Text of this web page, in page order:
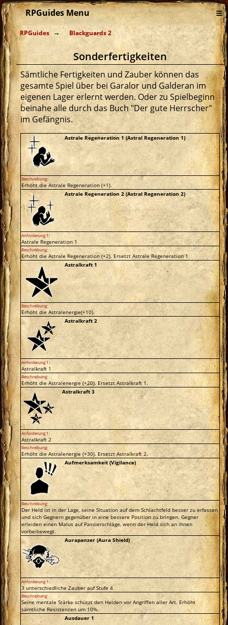
RPGuides Menu ≡
RPGuides Blackguards 2
Sonderfertigkeiten
Sämtliche Fertigkeiten und Zauber können das
gesamte Spiel über bei Garalor und Galderan im
eigenen Lager erlernt werden. Oder zu Spielbeginn
beinahe alle durch das Buch "Der gute Herrscher"
im Gefängnis.
Astrale Regeneration 1 (Astral Regeneration 1)
Beschreibung:
Erhöht die Astrale Regeneration (+1).
Astrale Regeneration 2 (Astral Regeneration 2)
Anforderung 1:
Astrale Regeneration 1
Beschreibung:
Erhöht die Astrale Regeneration (+2). Ersetzt Astrale Regeneration 1
Astralkraft 1
Beschreibung:
Erhöht die Astralenergie(+10).
Astralkraft 2
Anforderung 1:
Astralkraft 1
Beschreibung:
Erhöht die Astralenergie (+20). Ersetzt Astralkraft 1.
Astralkraft 3
Anforderung 1:
Astralkraft 2
Beschreibung:
Erhöht die Astralenergie (+30). Ersetzt Astralkraft 2.
Aufmerksamkeit (Vigilance)
Beschreibung:
Der Held ist in der Lage, seine Situation auf dem Schlachtfeld besser zu erfassen
und sich Gegnern gegenüber in eine bessere Position zu bringen. Gegner
erleiden einen Malus auf Passierschläge, wenn der Held sich an ihnen
vorbeibewegt.
Aurapanzer (Aura Shield)
Anforderung 1:
3 unterschiedliche Zauber auf Stufe 4
Beschreibung:
Seine mentale Stärke schützt den Helden vor Angriffen aller Art. Erhöht
sämtliche Resistenzen um 10%.
Ausdauer 1